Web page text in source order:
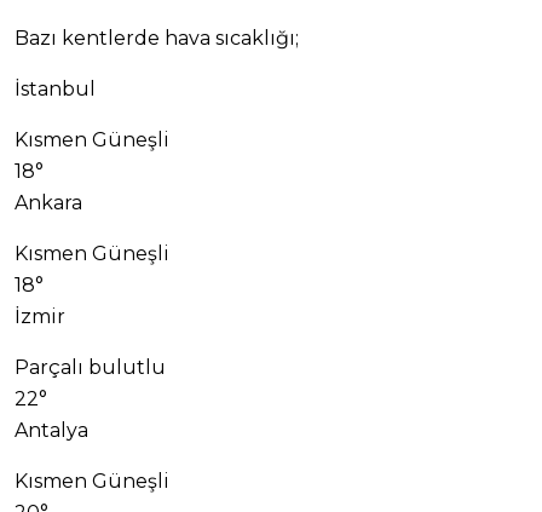
Bazı kentlerde hava sıcaklığı;
İstanbul
Kısmen Güneşli
18°
Ankara
Kısmen Güneşli
18°
İzmir
Parçalı bulutlu
22°
Antalya
Kısmen Güneşli